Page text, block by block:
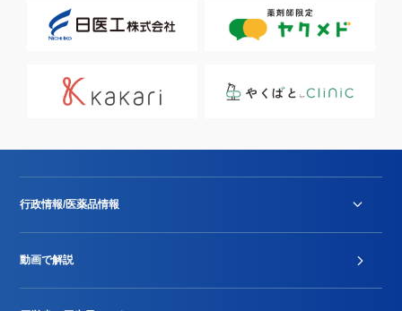
行政情報/医薬品情報
動画で解説